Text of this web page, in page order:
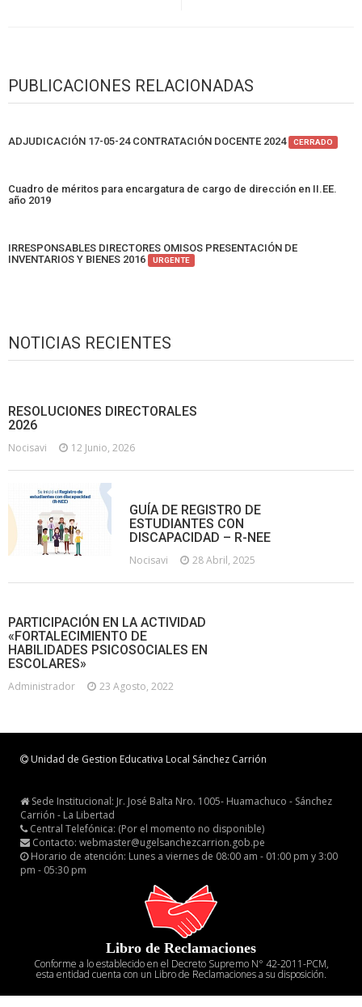
PUBLICACIONES RELACIONADAS
ADJUDICACIÓN 17-05-24 CONTRATACIÓN DOCENTE 2024 CERRADO
Cuadro de méritos para encargatura de cargo de dirección en II.EE.
año 2019
IRRESPONSABLES DIRECTORES OMISOS PRESENTACIÓN DE
INVENTARIOS Y BIENES 2016
URGENTE
NOTICIAS RECIENTES
RESOLUCIONES DIRECTORALES
2026
Nocisavi 12 Junio, 2026
GUÍA DE REGISTRO DE
ESTUDIANTES CON
DISCAPACIDAD – R-NEE
Nocisavi 28 Abril, 2025
PARTICIPACIÓN EN LA ACTIVIDAD
«FORTALECIMIENTO DE
HABILIDADES PSICOSOCIALES EN
ESCOLARES»
Administrador 23 Agosto, 2022
Unidad de Gestion Educativa Local Sánchez Carrión
Sede Institucional: Jr. José Balta Nro. 1005- Huamachuco - Sánchez
Carrión - La Libertad
Central Telefónica: (Por el momento no disponible)
Contacto: webmaster@ugelsanchezcarrion.gob.pe
Horario de atención: Lunes a viernes de 08:00 am - 01:00 pm y 3:00
pm - 05:30 pm
Libro de Reclamaciones
Conforme a lo establecido en el Decreto Supremo N° 42-2011-PCM,
esta entidad cuenta con un Libro de Reclamaciones a su disposición.